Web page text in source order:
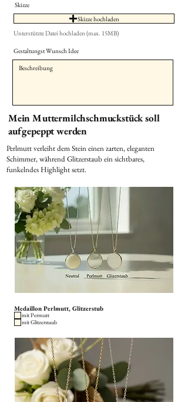
Skizze
Skizze hochladen
Unterstützte Datei hochladen (max. 15MB)
Gestaltungst Wunsch Idee
Mein Muttermilchschmuckstück soll
aufgepeppt werden
Perlmutt verleiht dem Stein einen zarten, eleganten
Schimmer, während Glitzerstaub ein sichtbares,
funkelndes Highlight setzt.
Medaillon Perlmutt, Glitzerstub
mit Permutt
mit Glitzerstaub